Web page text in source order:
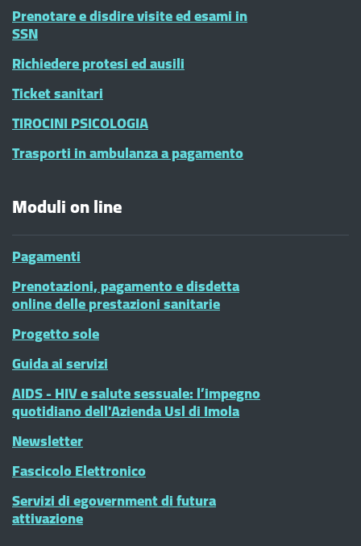
Prenotare e disdire visite ed esami in
SSN
Richiedere protesi ed ausili
Ticket sanitari
TIROCINI PSICOLOGIA
Trasporti in ambulanza a pagamento
Moduli on line
Pagamenti
Prenotazioni, pagamento e disdetta
online delle prestazioni sanitarie
Progetto sole
Guida ai servizi
AIDS - HIV e salute sessuale: l’impegno
quotidiano dell'Azienda Usl di Imola
Newsletter
Fascicolo Elettronico
Servizi di egovernment di futura
attivazione